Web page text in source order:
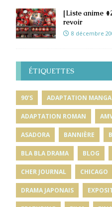
[Liste anime
revoir
8 décembre
ÉTIQUETTES
90'S ADAPTATION MANGA
ADAPTATION ROMAN
ASADORA BANNIÈRE
BLA BLA DRAMA BLOG
CHER JOURNAL CHICAGO
DRAMA JAPONAIS